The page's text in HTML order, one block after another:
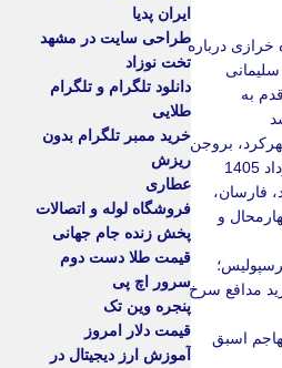
خرازی درباره
به
بروجن
و لردگان امروز 18 مرداد 1405
فارسان،
و
مدافع سرخ
اسبق
ایران پدیا
طراحی سایت در مشهد
تخت نوزاد
دانلود تلگرام و تلگرام
طلایی
خرید ممبر تلگرام بدون
ریزش
عطاری
فروشگاه لوله و اتصالات
پخش زنده جام جهانی
قیمت طلا دست دوم
سرور اچ پی
پنجره وین تک
قیمت دلار امروز
آموزش ارز دیجیتال در